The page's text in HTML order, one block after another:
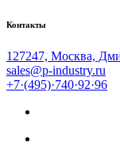
Контакты
127247, Москва,
sales@p-industry.ru
+7·(495)·740·92·96